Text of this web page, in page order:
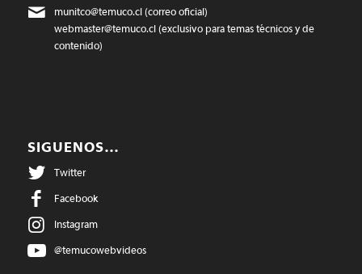
munitco@temuco.cl(correo oficial)
webmaster@temuco.cl(exclusivo para temas técnicos y de
contenido)
SIGUENOS…
Twitter
Facebook
Instagram
@temucowebvideos